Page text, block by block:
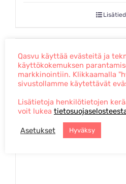
Qasvu käyttää evästeitä ja
käyttökokemuksen
markkinointiin. Klikkaamalla
sivustollamme käytettävät
Lisätietoja henkilötietojen
voit lukea
Asetukset Hyväksy